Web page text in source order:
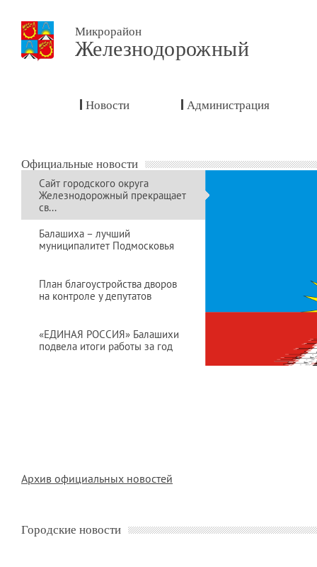
Микрорайон
Железнодорожный
Новости Администрация
Официальные новости
Сайт городского округа
Железнодорожный прекращает
св...
Балашиха – лучший
муниципалитет Подмосковья
План благоустройства дворов
на контроле у депутатов
«ЕДИНАЯ РОССИЯ» Балашихи
подвела итоги работы за год
Архив официальных новостей
Городские новости